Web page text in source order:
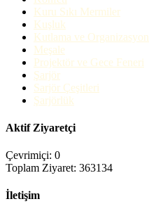
Kuru Sıkı Mermiler
Kuşluk
Kutlama ve Organizasyon
Meşale
Projektör ve Gece Feneri
Şarjör
Sarjör Çeşitleri
Şarjörlük
Aktif Ziyaretçi
Çevrimiçi: 0
Toplam Ziyaret: 363134
İletişim